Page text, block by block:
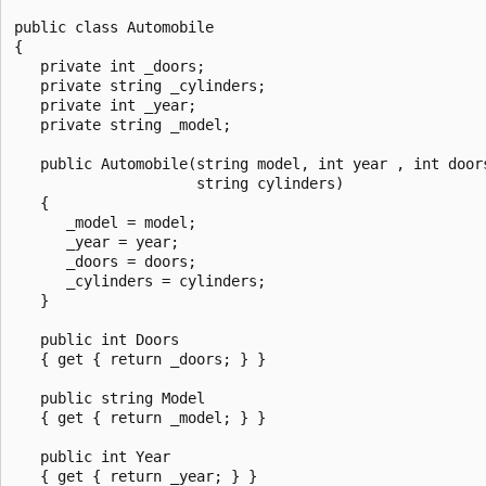
public class Automobile
{
   private int _doors;
   private string _cylinders;
   private int _year;
   private string _model;
public Automobile(string model, int year , int
                     string cylinders)
   {
      _model = model;
      _year = year;
      _doors = doors;
      _cylinders = cylinders;
   }
   public int Doors
   { get { return _doors; } }
   public string Model
   { get { return _model; } }
   public int Year
   { get { return _year; } }